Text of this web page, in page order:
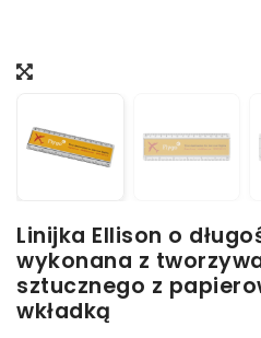
Linijka Ellison o
wykonana z
sztucznego z
wkładką